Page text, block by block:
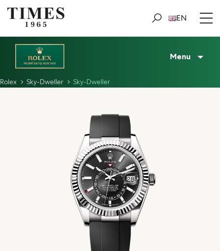
EN
Menu
Rolex Sky-Dweller Sky-Dweller